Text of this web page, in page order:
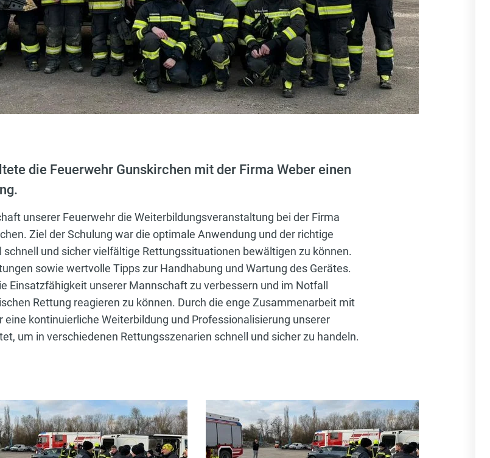
die Feuerwehr Gunskirchen mit der Firma Weber einen
unserer Feuerwehr die Weiterbildungsveranstaltung bei der Firma
Ziel der Schulung war die optimale Anwendung und der richtige
und sicher vielfältige Rettungssituationen bewältigen zu können.
sowie wertvolle Tipps zur Handhabung und Wartung des Gerätes.
Einsatzfähigkeit unserer Mannschaft zu verbessern und im Notfall
Rettung reagieren zu können. Durch die enge Zusammenarbeit mit
eine kontinuierliche Weiterbildung und Professionalisierung unserer
um in verschiedenen Rettungsszenarien schnell und sicher zu handeln.